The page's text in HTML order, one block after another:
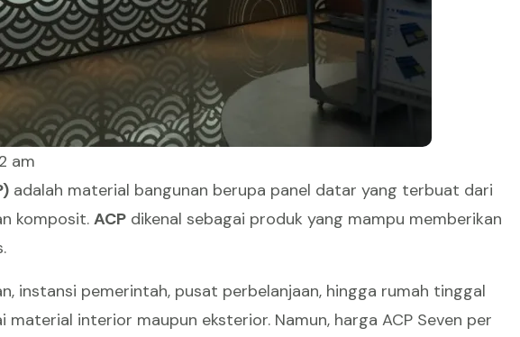
am
adalah material bangunan berupa panel datar yang terbuat dari
komposit. ACP dikenal sebagai produk yang mampu memberikan
instansi pemerintah, pusat perbelanjaan, hingga rumah tinggal
material interior maupun eksterior. Namun, harga ACP Seven per